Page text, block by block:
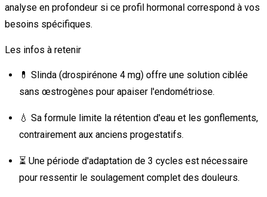
analyse en profondeur si ce profil hormonal correspond à vos
besoins spécifiques.
Les infos à retenir
💊 Slinda (drospirénone 4 mg) offre une solution ciblée
sans œstrogènes pour apaiser l'endométriose.
💧 Sa formule limite la rétention d'eau et les gonflements,
contrairement aux anciens progestatifs.
⏳ Une période d'adaptation de 3 cycles est nécessaire
pour ressentir le soulagement complet des douleurs.